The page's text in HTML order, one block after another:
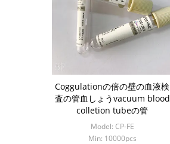
Coggulationの倍の壁の血液検
査の管血しょうvacuum blood
colletion tubeの管
Model: CP-FE
Min: 10000pcs